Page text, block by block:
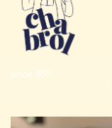
since 1991